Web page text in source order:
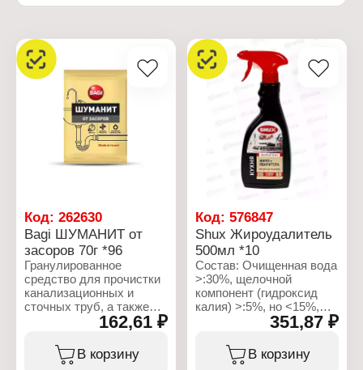
Код: 262630
Bagi ШУМАНИТ от
засоров 70г *96
Гранулированное
средство для прочистки
канализационных и
сточных труб, а также
для мгновенной
сильных засоров от
органических (пищевые
162,61 ₽
В корзину
Код:576847
Shux Жироудалитель
500мл *10
Состав: Очищенная вода
>:30%, щелочной
компонент (гидроксид
калия) >:5%, но <15%,
тетранатриевая соль
ЭДТА <5%, НПАВ <5%,
растворитель <5%.
351,87 ₽
В корзину